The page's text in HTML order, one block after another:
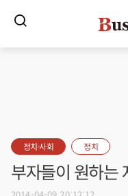
정치·사회 정치
부자들이 원하는